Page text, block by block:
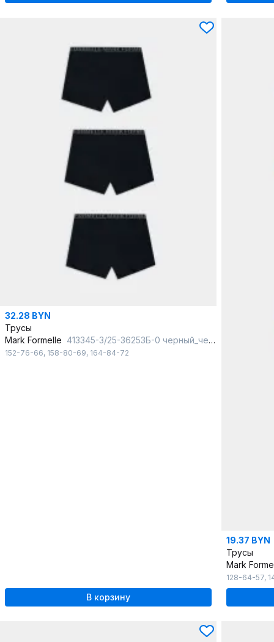
32.28 BYN
Трусы
Mark Formelle 413345-3/25-36253Б-0 черный_черный_черный
152-76-66, 158-80-69, 164-84-72
В корзину
19.37 BYN
Трусы
Mark
128-64-57,